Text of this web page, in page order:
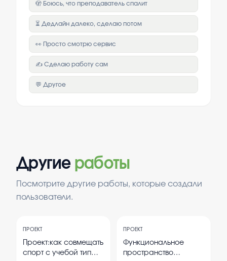
🫣 Боюсь, что преподаватель спалит
⏳ Дедлайн далеко, сделаю потом
👀 Просто смотрю сервис
✍️ Сделаю работу сам
💬 Другое
Другие работы
Посмотрите другие работы, которые создали
пользователи.
ПРОЕКТ
Проект:как совмещать
спорт с учебой тип
ПРОЕКТ
Функциональное
пространство